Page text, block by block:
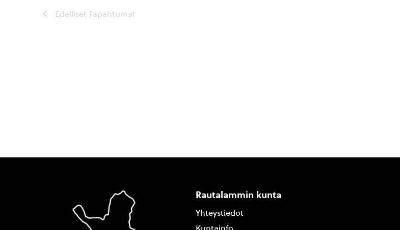
Edelliset Tapahtumat
Rautalammin kunta
Yhteystiedot
Kuntainfo